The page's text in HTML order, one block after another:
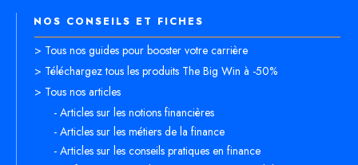
NOS CONSEILS ET FICHES
> Tous nos guides pour booster votre carrière
> Téléchargez tous les produits The Big Win à -50%
> Tous nos articles
- Articles sur les notions financières
- Articles sur les métiers de la finance
- Articles sur les conseils pratiques en finance